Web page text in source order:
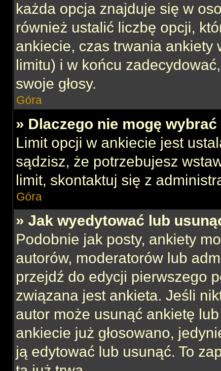
każda opcja znajduje się w
również ustalić liczbę opcji,
ankiecie, czas trwania ankiety
limitu) i w końcu
swoje głosy.
Góra
» Dlaczego nie mogę
Limit opcji w ankiecie jest
sądzisz, że potrzebujesz
limit, skontaktuj się z
Góra
» Jak wyedytować lub
Podobnie jak posty, ankiety
autorów, moderatorów lub
przejdź do edycji pierwszego
związana jest ankieta. Jeśli
autor może usunąć ankietę
ankiecie już głosowano,
ją edytować lub usunąć. To